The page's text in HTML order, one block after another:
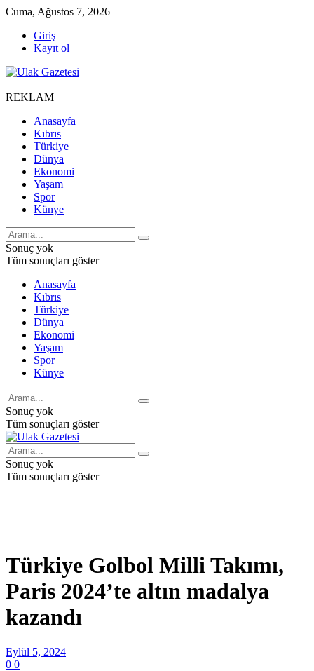
Cuma, Ağustos 7, 2026
Giriş
Kayıt ol
REKLAM
Anasayfa
Kıbrıs
Türkiye
Dünya
Ekonomi
Yaşam
Spor
Künye
Sonuç yok
Tüm sonuçları göster
Anasayfa
Kıbrıs
Türkiye
Dünya
Ekonomi
Yaşam
Spor
Künye
Sonuç yok
Tüm sonuçları göster
Sonuç yok
Tüm sonuçları göster
Türkiye Golbol Milli Takımı,
Paris 2024’te altın madalya
kazandı
Eylül 5, 2024
0 0